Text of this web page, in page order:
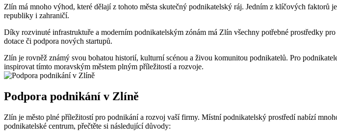
Zlín má mnoho výhod, které dělají z tohoto města skutečný podnikatelský ráj. Jedním z klíčových faktorů
republiky i zahraničí.
Díky rozvinuté infrastruktuře a moderním podnikatelským zónám má Zlín všechny potřebné prostředky
dotace či podpora nových startupů.
Zlín je rovněž známý svou bohatou historií, kulturní scénou a živou komunitou podnikatelů. Pro
inspirovat tímto moravským městem plným příležitostí a rozvoje.
Podpora podnikání v Zlíně
Zlín je město plné příležitostí pro podnikání a rozvoj vaší firmy. Místní podnikatelský prostředí nabízí
podnikatelské centrum, přečtěte si následující důvody: